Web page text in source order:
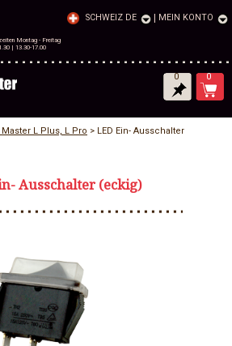
SCHWEIZ DE MEIN KONTO
Montag - Freitag
| 13.30-17.00
0 0
Master L Plus, L Pro > LED Ein- Ausschalter
Ausschalter (eckig)